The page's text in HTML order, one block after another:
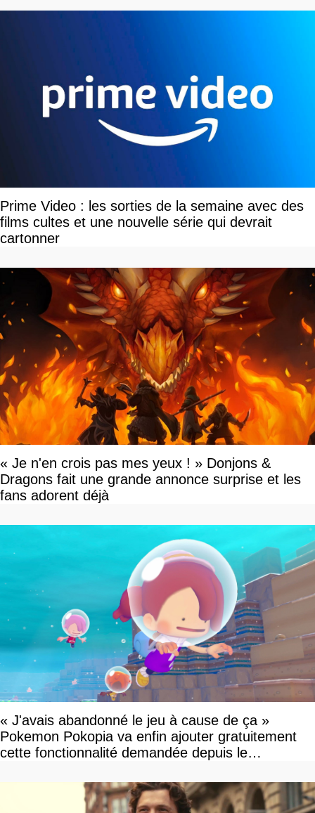
Prime Video : les sorties de la semaine avec des
films cultes et une nouvelle série qui devrait
cartonner
« Je n'en crois pas mes yeux ! » Donjons &
Dragons fait une grande annonce surprise et les
fans adorent déjà
« J'avais abandonné le jeu à cause de ça »
Pokemon Pokopia va enfin ajouter gratuitement
cette fonctionnalité demandée depuis le